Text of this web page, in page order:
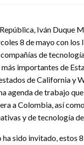
Iván Duque
8 de mayo con los
de
importantes de
de California y
agenda de trabajo
a Colombia, así
y de tecnología
ha sido invitado, estos